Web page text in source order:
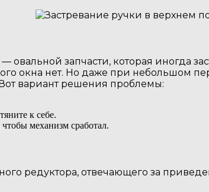
запчасти, которая иногда
окна нет. Но даже при небольшом
вариант решения проблемы:
к себе.
механизм сработал.
редуктора, отвечающего за